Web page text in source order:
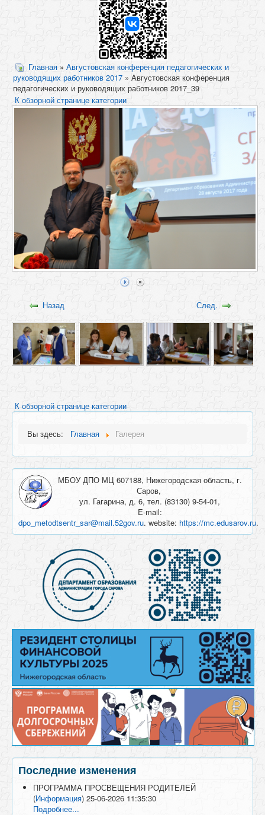
Главная » Августовская конференция педагогических и
руководящих работников 2017 » Августовская конференция
педагогических и руководящих работников 2017_39
К обзорной странице категории
Назад След.
К обзорной странице категории
Вы здесь: Главная Галерея
МБОУ ДПО МЦ 607188, Нижегородская область, г.
Саров,
ул. Гагарина, д. 6, тел. (83130) 9-54-01,
E-mail:
dpo_metodtsentr_sar@mail.52gov.ru. website: https://mc.edusarov.ru.
Последние изменения
ПРОГРАММА ПРОСВЕЩЕНИЯ РОДИТЕЛЕЙ
(Информация) 25-06-2026 11:35:30
Подробнее...